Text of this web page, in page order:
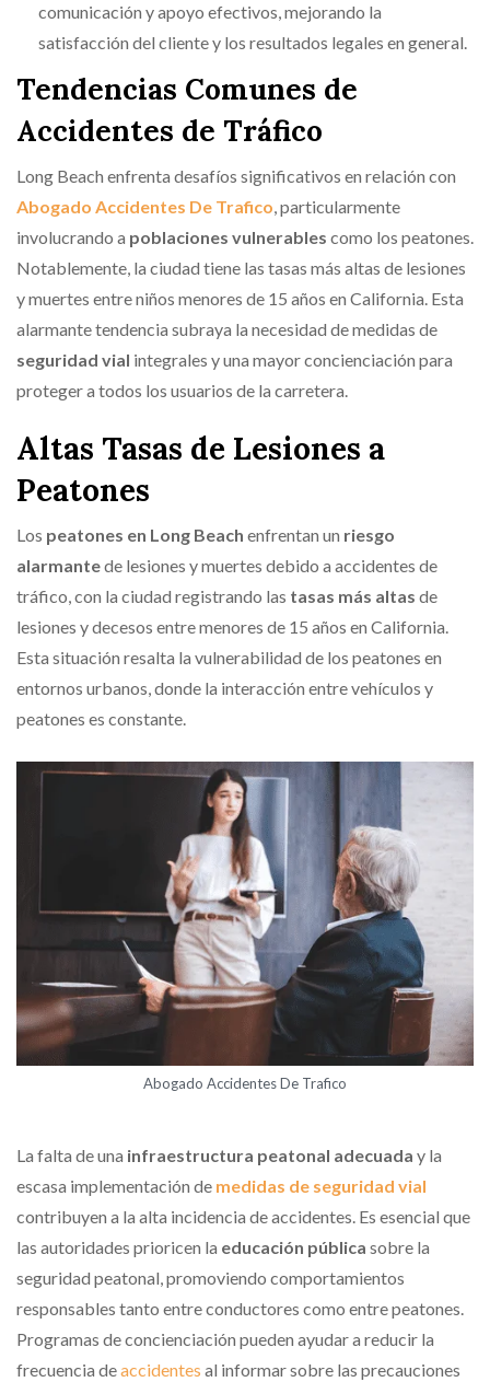
comunicación y apoyo efectivos, mejorando la
satisfacción del cliente y los resultados legales en general.
Tendencias Comunes de
Accidentes de Tráfico
Long Beach enfrenta desafíos significativos en relación con
Abogado Accidentes De Trafico, particularmente
involucrando a poblaciones vulnerables como los peatones.
Notablemente, la ciudad tiene las tasas más altas de lesiones
y muertes entre niños menores de 15 años en California. Esta
alarmante tendencia subraya la necesidad de medidas de
seguridad vial integrales y una mayor concienciación para
proteger a todos los usuarios de la carretera.
Altas Tasas de Lesiones a
Peatones
Los peatones en Long Beach enfrentan un riesgo
alarmantede lesiones y muertes debido a accidentes de
tráfico, con la ciudad registrando las tasas más altas de
lesiones y decesos entre menores de 15 años en California.
Esta situación resalta la vulnerabilidad de los peatones en
entornos urbanos, donde la interacción entre vehículos y
peatones es constante.
Abogado Accidentes De Trafico
La falta de una infraestructura peatonal adecuada y la
escasa implementación de medidas de seguridad vial
contribuyen a la alta incidencia de accidentes. Es esencial que
las autoridades prioricen la educación pública sobre la
seguridad peatonal, promoviendo comportamientos
responsables tanto entre conductores como entre peatones.
Programas de concienciación pueden ayudar a reducir la
frecuencia deaccidentes al informar sobre las precauciones